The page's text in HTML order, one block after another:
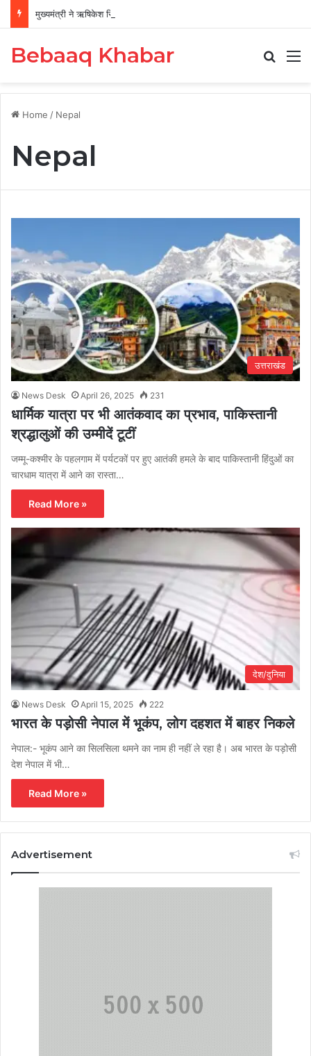
मुख्यमंत्री ने ऋषिकेश स्थित ट्रांजिट कैंप का किया औचक निरीक्षण
Bebaaq Khabar
Home / Nepal
Nepal
उत्तराखंड
News Desk April 26, 2025 231
धार्मिक यात्रा पर भी आतंकवाद का प्रभाव, पाकिस्तानी
श्रद्धालुओं की उम्मीदें टूटीं
जम्मू-कश्मीर के पहलगाम में पर्यटकों पर हुए आतंकी हमले के बाद पाकिस्तानी हिंदुओं का
चारधाम यात्रा में आने का रास्ता…
Read More »
देश/दुनिया
News Desk April 15, 2025 222
भारत के पड़ोसी नेपाल में भूकंप, लोग दहशत में बाहर निकले
नेपाल:- भूकंप आने का सिलसिला थमने का नाम ही नहीं ले रहा है। अब भारत के पड़ोसी
देश नेपाल में भी…
Read More »
Advertisement